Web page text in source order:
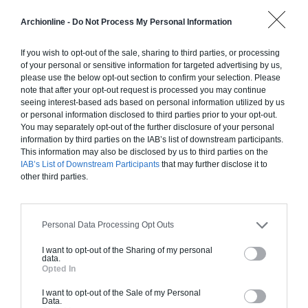
Archionline - Do Not Process My Personal Information
If you wish to opt-out of the sale, sharing to third parties, or processing
of your personal or sensitive information for targeted advertising by us,
please use the below opt-out section to confirm your selection. Please
note that after your opt-out request is processed you may continue
seeing interest-based ads based on personal information utilized by us
or personal information disclosed to third parties prior to your opt-out.
You may separately opt-out of the further disclosure of your personal
information by third parties on the IAB’s list of downstream participants.
This information may also be disclosed by us to third parties on the
IAB’s List of Downstream Participants that may further disclose it to
other third parties.
Personal Data Processing Opt Outs
I want to opt-out of the Sharing of my personal
data.
Opted In
I want to opt-out of the Sale of my Personal
Data.
Construction ossature bois
standards. Construction en ossature bois isolé.
Finitions haut de gamme. Le prix "clé en main"
inclut le gros oeuvre et le second oeuvre (cuisine,
peinture, sols...), mais exclut piscine, jardin et
clôture.
À partir de
402 000€ TTC
Chiffrage estimatif pour : Fondations et normes